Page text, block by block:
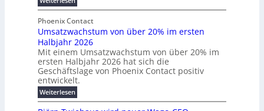
g
b
r
a
u
c
h
t
m
e
g
u
b
f
ü
r
m
o
l
e
N
H
-
S
i
c
h
e
e
i
l
i
g
u
n
g
b
M
h
r
f
a
c
h
d
u
r
c
Phoenix Contact
Umsatzwachstum von über 20% im ersten
Halbjahr 2026
Mit einem Umsatzwachstum von über 20% im
ersten Halbjahr 2026 hat sich die
Geschäftslage von Phoenix Contact positiv
entwickelt.
Weiterlesen:
U
m